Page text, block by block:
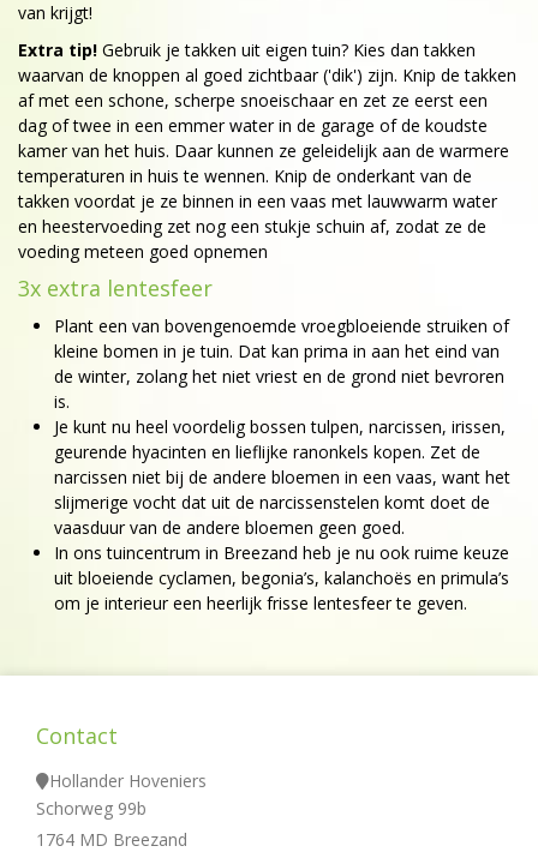
Extra tip! Gebruik je takken uit eigen tuin? Kies dan takken
waarvan de knoppen al goed zichtbaar ('dik') zijn. Knip de takken
af met een schone, scherpe snoeischaar en zet ze eerst een
dag of twee in een emmer water in de garage of de koudste
kamer van het huis. Daar kunnen ze geleidelijk aan de warmere
temperaturen in huis te wennen. Knip de onderkant van de
takken voordat je ze binnen in een vaas met lauwwarm water
en heestervoeding zet nog een stukje schuin af, zodat ze de
voeding meteen goed opnemen
3x extra lentesfeer
Plant een van bovengenoemde vroegbloeiende struiken of
kleine bomen in je tuin. Dat kan prima in aan het eind van
de winter, zolang het niet vriest en de grond niet bevroren
is.
Je kunt nu heel voordelig bossen tulpen, narcissen, irissen,
geurende hyacinten en lieflijke ranonkels kopen. Zet de
narcissen niet bij de andere bloemen in een vaas, want het
slijmerige vocht dat uit de narcissenstelen komt doet de
vaasduur van de andere bloemen geen goed.
In ons tuincentrum in Breezand heb je nu ook ruime keuze
uit bloeiende cyclamen, begonia’s, kalanchoës en primula’s
om je interieur een heerlijk frisse lentesfeer te geven.
Contact
Hollander Hoveniers
Schorweg 99b
1764 MD Breezand